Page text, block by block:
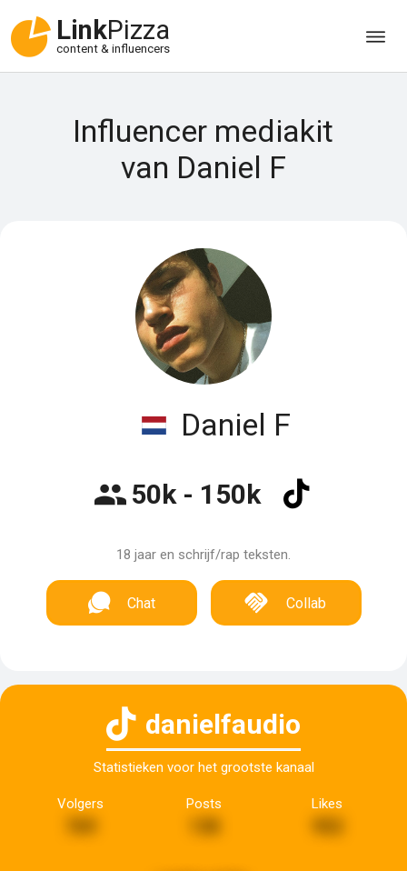
LinkPizza
content & influencers
Influencer mediakit
van Daniel F
Daniel F
50k - 150k
18 jaar en schrijf/rap teksten.
Chat Collab
danielfaudio
Statistieken voor het grootste kanaal
Volgers Posts Likes